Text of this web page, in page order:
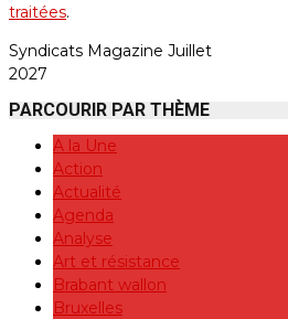
traitées.
Syndicats Magazine Juillet
2027
PARCOURIR PAR THÈME
A la Une
Action
Actualité
Agenda
Analyse
Art et résistance
Brabant wallon
Bruxelles